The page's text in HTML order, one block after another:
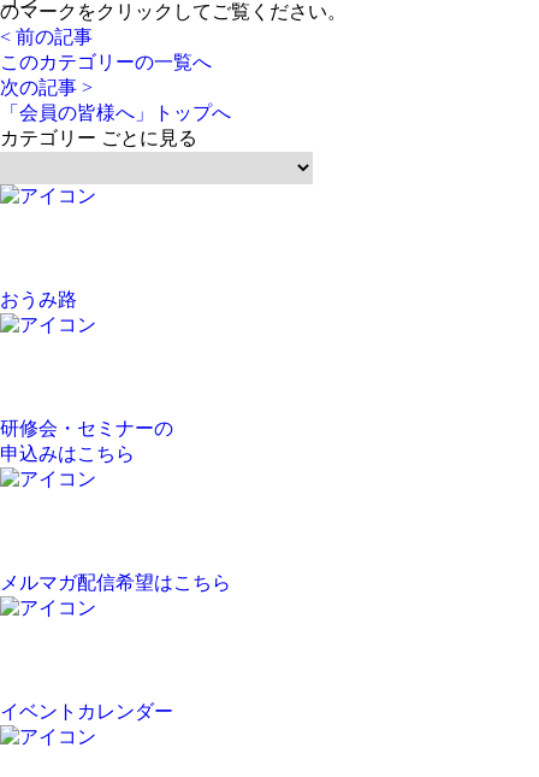
のマークをクリックしてご覧ください。
< 前の記事
このカテゴリーの一覧へ
次の記事 >
「会員の皆様へ」トップへ
カテゴリー ごとに見る
おうみ路
研修会・セミナーの
申込みはこちら
メルマガ配信希望はこちら
イベントカレンダー